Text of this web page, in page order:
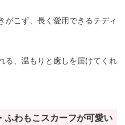
がこず、長く愛用できるテディ
る、温もりと癒しを届けてくれ
ふわもこスカーフが可愛い